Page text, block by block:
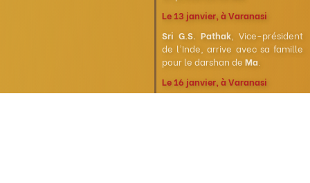
Le 13 janvier, à Varanasi
Sri G.S. Pathak , Vice-président
de l'Inde, arrive avec sa famille
pour le darshan de Ma
Le 16 janvier, à Varanasi